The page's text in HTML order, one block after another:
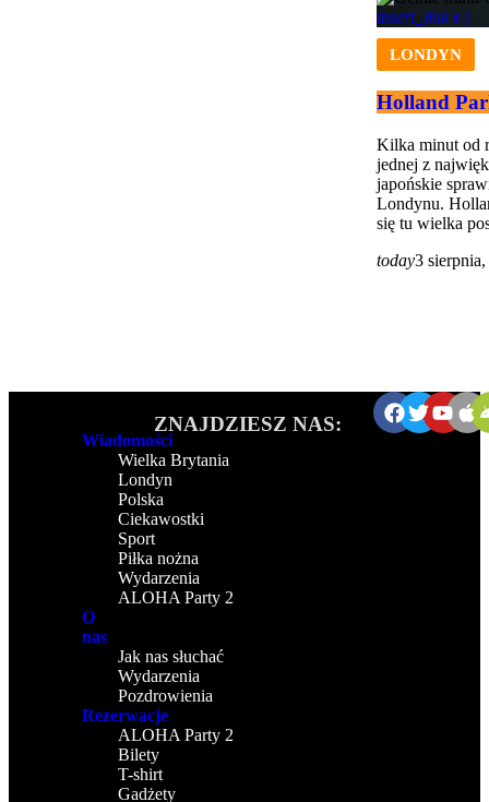
insert_link
LONDYN
Holland
Kilka minut od
jednej z
japońskie
Londynu.
się tu wielka
today3
Wiadomości
Wielka Brytania
Londyn
Polska
Ciekawostki
Sport
Piłka nożna
Wydarzenia
ALOHA Party 2
O
nas
Jak nas słuchać
Wydarzenia
Pozdrowienia
Rezerwacje
ALOHA Party 2
Bilety
T-shirt
Gadżety
ZNAJDZIESZ NAS: